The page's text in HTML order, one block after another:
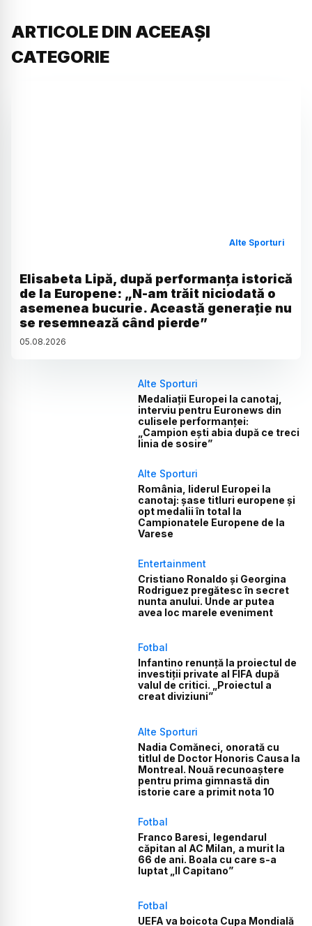
ARTICOLE DIN ACEEAȘI
CATEGORIE
Alte Sporturi
Elisabeta Lipă, după performanța istorică
de la Europene: „N-am trăit niciodată o
asemenea bucurie. Această generație nu
se resemnează când pierde”
05.08.2026
Alte Sporturi
Medaliații Europei la canotaj,
interviu pentru Euronews din
culisele performanței:
„Campion ești abia după ce treci
linia de sosire”
Alte Sporturi
România, liderul Europei la
canotaj: șase titluri europene și
opt medalii în total la
Campionatele Europene de la
Varese
Entertainment
Cristiano Ronaldo și Georgina
Rodriguez pregătesc în secret
nunta anului. Unde ar putea
avea loc marele eveniment
Fotbal
Infantino renunță la proiectul de
investiții private al FIFA după
valul de critici. „Proiectul a
creat diviziuni”
Alte Sporturi
Nadia Comăneci, onorată cu
titlul de Doctor Honoris Causa la
Montreal. Nouă recunoaștere
pentru prima gimnastă din
istorie care a primit nota 10
Fotbal
Franco Baresi, legendarul
căpitan al AC Milan, a murit la
66 de ani. Boala cu care s-a
luptat „Il Capitano”
Fotbal
UEFA va boicota Cupa Mondială